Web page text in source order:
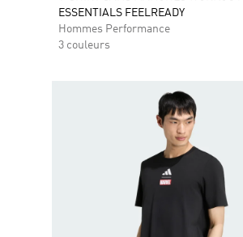
ESSENTIALS FEELREADY
Hommes Performance
3 couleurs